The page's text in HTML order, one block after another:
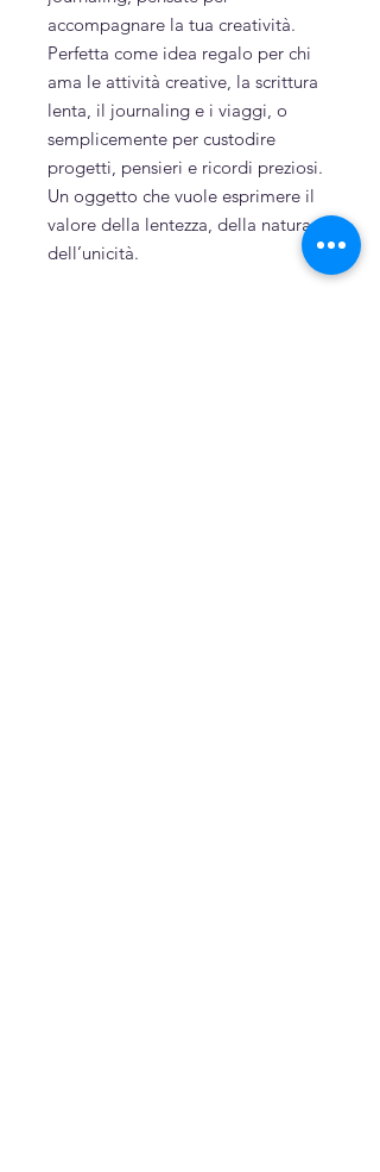
accompagnare la tua creatività.
Perfetta come idea regalo per chi
ama le attività creative, la scrittura
lenta, il journaling e i viaggi, o
semplicemente per custodire
progetti, pensieri e ricordi preziosi.
Un oggetto che vuole esprimere il
valore della lentezza, della natura e
dell’unicità.